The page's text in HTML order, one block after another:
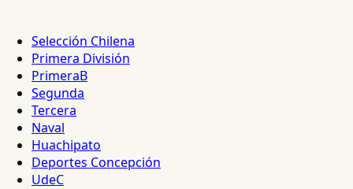
Selección Chilena
Primera División
PrimeraB
Segunda
Tercera
Naval
Huachipato
Deportes Concepción
UdeC